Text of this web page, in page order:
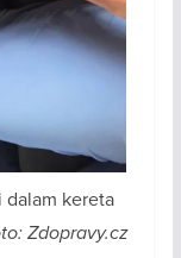
dalam kereta
Zdopravy.cz